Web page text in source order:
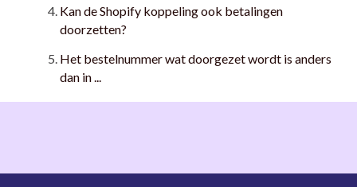
Kan de Shopify koppeling ook betalingen
doorzetten?
Het bestelnummer wat doorgezet wordt is anders
dan in ...